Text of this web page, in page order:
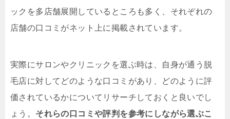
ックを多店舗展開しているところも多く、それぞれの
店舗の口コミがネット上に掲載されています。
実際にサロンやクリニックを選ぶ時は、自身が通う脱
毛店に対してどのような口コミがあり、どのように評
価されているかについてリサーチしておくと良いでし
ょう。 それらの口コミや評判を参考にしながら選ぶこ